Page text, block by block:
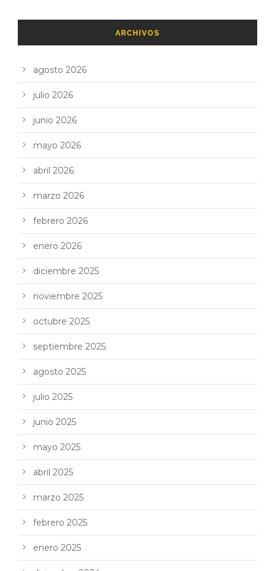
ARCHIVOS
agosto 2026
julio 2026
junio 2026
mayo 2026
abril 2026
marzo 2026
febrero 2026
enero 2026
diciembre 2025
noviembre 2025
octubre 2025
septiembre 2025
agosto 2025
julio 2025
junio 2025
mayo 2025
abril 2025
marzo 2025
febrero 2025
enero 2025